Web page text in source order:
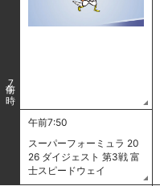
7
午前7:50
スーパーフォーミュラ 20
26 ダイジェスト 第3戦 富
士スピードウェイ